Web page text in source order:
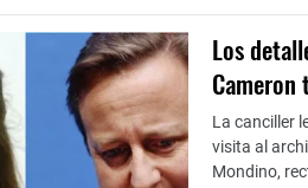
Los
Cameron
La canciller
visita al
Mondino,